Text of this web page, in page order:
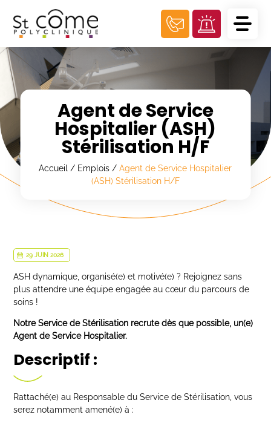
Agent de Service
Hospitalier (ASH)
Stérilisation H/F
Accueil / Emplois /Agent de Service Hospitalier
(ASH) Stérilisation H/F
29 JUIN 2026
ASH dynamique, organisé(e) et motivé(e) ? Rejoignez sans
plus attendre une équipe engagée au cœur du parcours de
soins !
Notre Service de Stérilisation recrute dès que possible, un(e)
Agent de Service Hospitalier.
Descriptif :
Rattaché(e) au Responsable du Service de Stérilisation, vous
serez notamment amené(e) à :